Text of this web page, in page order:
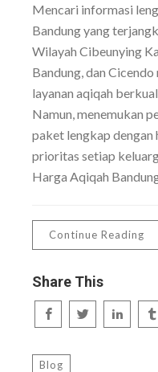
Mencari informasi
Bandung yang
Wilayah Cibeunying
Bandung, dan
layanan aqiqah
Namun, menemukan
paket lengkap dengan
prioritas setiap
Harga Aqiqah
Continue Reading
Share This
Blog